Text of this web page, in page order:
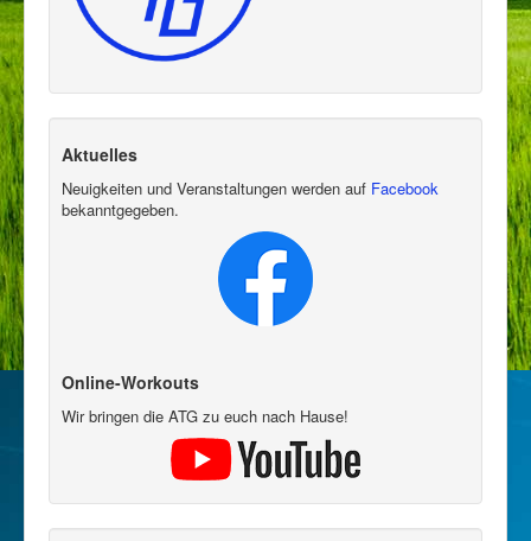
Aktuelles
Neuigkeiten und Veranstaltungen werden auf Facebook
bekanntgegeben.
Online-Workouts
Wir bringen die ATG zu euch nach Hause!